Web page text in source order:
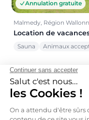
Annulation gratuite
Malmedy, Région
Location de
Sauna Animaux
Voir
toploc